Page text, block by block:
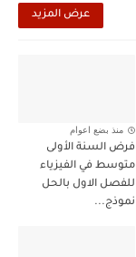
عرض المزيد
منذ بضع اعوام
فرض السنة الأولى
متوسط في الفيزياء
للفصل الاول بالحل
نموذج...